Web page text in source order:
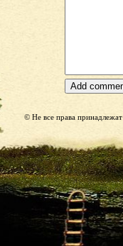
© Не все права принадлежат